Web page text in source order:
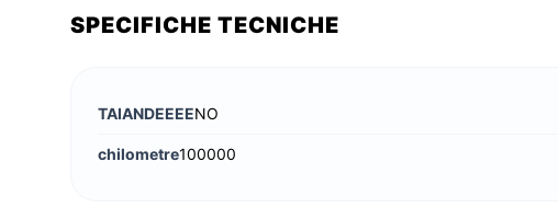
SPECIFICHE TECNICHE
TAIANDEEEENO
chilometre100000